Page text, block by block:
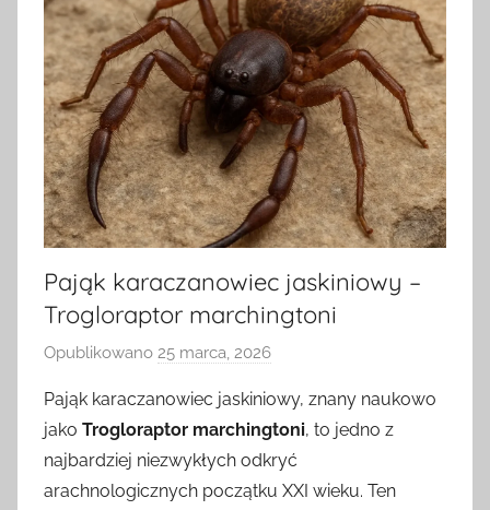
Pająk karaczanowiec jaskiniowy –
Trogloraptor marchingtoni
Opublikowano 25 marca, 2026
z
e
z
Pająk karaczanowiec jaskiniowy, znany naukowo
jako Trogloraptor marchingtoni, to jedno z
najbardziej niezwykłych odkryć
arachnologicznych początku XXI wieku. Ten